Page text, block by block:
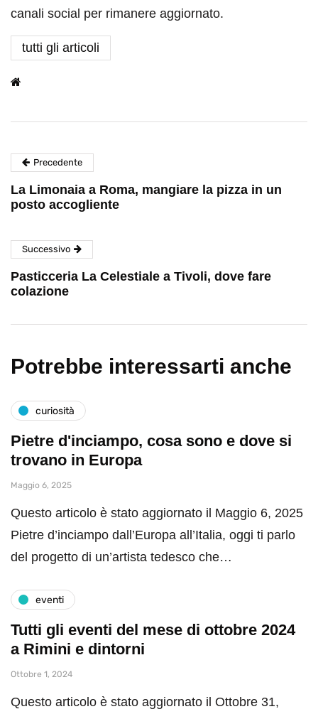
canali social per rimanere aggiornato.
tutti gli articoli
Precedente
La Limonaia a Roma, mangiare la pizza in un
posto accogliente
Successivo
Pasticceria La Celestiale a Tivoli, dove fare
colazione
Potrebbe interessarti anche
curiosità
Pietre d'inciampo, cosa sono e dove si
trovano in Europa
Maggio 6, 2025
Questo articolo è stato aggiornato il Maggio 6, 2025
Pietre d’inciampo dall’Europa all’Italia, oggi ti parlo
del progetto di un’artista tedesco che…
eventi
Tutti gli eventi del mese di ottobre 2024
a Rimini e dintorni
Ottobre 1, 2024
Questo articolo è stato aggiornato il Ottobre 31,